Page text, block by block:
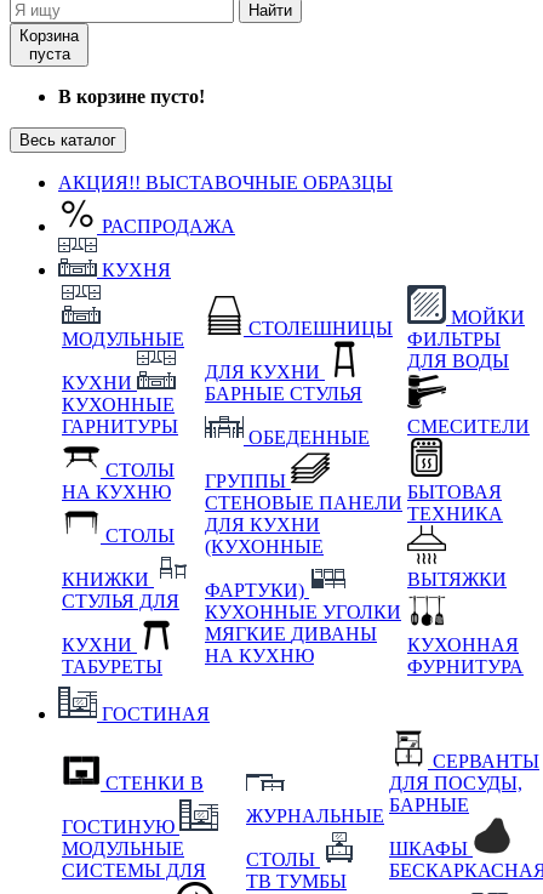
Найти
Корзина
пуста
В корзине пусто!
Весь каталог
АКЦИЯ!! ВЫСТАВОЧНЫЕ ОБРАЗЦЫ
РАСПРОДАЖА
КУХНЯ
МОДУЛЬНЫЕ
КУХНИ
КУХОННЫЕ
ГАРНИТУРЫ
СТОЛЫ
НА КУХНЮ
СТОЛЫ
КНИЖКИ
СТУЛЬЯ ДЛЯ
КУХНИ
ТАБУРЕТЫ
СТОЛЕШНИЦЫ
ДЛЯ КУХНИ
БАРНЫЕ СТУЛЬЯ
ОБЕДЕННЫЕ
ГРУППЫ
СТЕНОВЫЕ ПАНЕЛИ
ДЛЯ КУХНИ
(КУХОННЫЕ
ФАРТУКИ)
КУХОННЫЕ УГОЛКИ
МЯГКИЕ ДИВАНЫ
НА КУХНЮ
МОЙКИ
ФИЛЬТРЫ
ДЛЯ ВОДЫ
СМЕСИТЕЛИ
БЫТОВАЯ
ТЕХНИКА
ВЫТЯЖКИ
КУХОННАЯ
ФУРНИТУРА
ГОСТИНАЯ
СТЕНКИ В
ГОСТИНУЮ
МОДУЛЬНЫЕ
СИСТЕМЫ ДЛЯ
ЖУРНАЛЬНЫЕ
СТОЛЫ
ТВ ТУМБЫ
СЕРВАНТЫ
ДЛЯ ПОСУДЫ,
БАРНЫЕ
ШКАФЫ